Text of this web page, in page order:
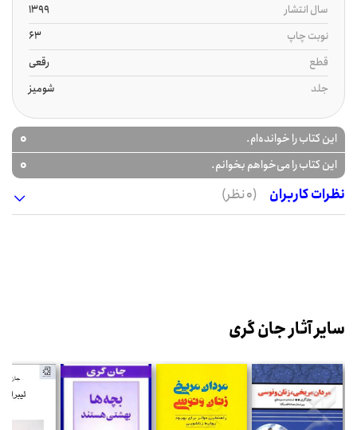
سال انتشار
1399
نوبت چاپ
63
قطع
رقعی
جلد
شومیز
این کتاب را خوانده‌ام. 0
این کتاب را می‌خواهم بخوانم.
0
نظرات کاربران
(0 نظر)
سایر آثار جان گری